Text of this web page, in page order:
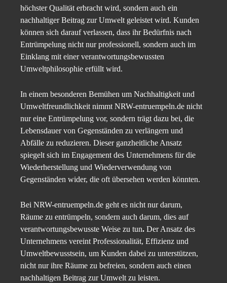
höchster Qualität erbracht wird, sondern auch ein
nachhaltiger Beitrag zur Umwelt geleistet wird. Kunden
können sich darauf verlassen, dass ihr Bedürfnis nach
Entrümpelung nicht nur professionell, sondern auch im
Einklang mit einer verantwortungsbewussten
Umweltphilosophie erfüllt wird.
In einem besonderen Bemühen um Nachhaltigkeit und
Umweltfreundlichkeit nimmt NRW-entruempeln.de nicht
nur eine Entrümpelung vor, sondern trägt dazu bei, die
Lebensdauer von Gegenständen zu verlängern und
Abfälle zu reduzieren. Dieser ganzheitliche Ansatz
spiegelt sich im Engagement des Unternehmens für die
Wiederherstellung und Wiederverwendung von
Gegenständen wider, die oft übersehen werden könnten.
Bei NRW-entruempeln.de geht es nicht nur darum,
Räume zu entrümpeln, sondern auch darum, dies auf
verantwortungsbewusste Weise zu tun. Der Ansatz des
Unternehmens vereint Professionalität, Effizienz und
Umweltbewusstsein, um Kunden dabei zu unterstützen,
nicht nur ihre Räume zu befreien, sondern auch einen
nachhaltigen Beitrag zur Umwelt zu leisten.